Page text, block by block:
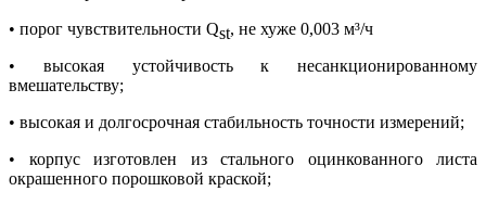
• порог чувствительности Qst, не хуже 0,003 м³/ч
• высокая устойчивость к несанкционированному
вмешательству;
• высокая и долгосрочная стабильность точности измерений;
• корпус изготовлен из стального оцинкованного листа
окрашенного порошковой краской;